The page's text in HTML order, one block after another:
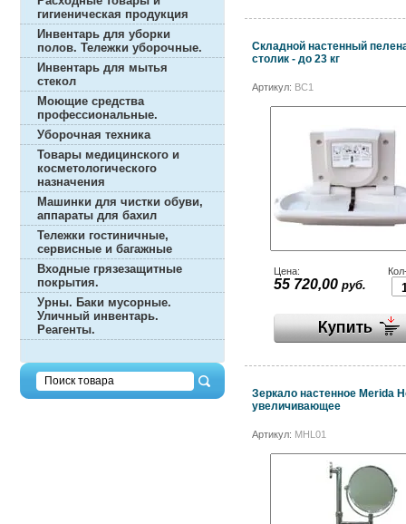
гигиеническая продукция
Инвентарь для уборки
полов. Тележки уборочные.
Инвентарь для мытья
стекол
Моющие средства
профессиональные.
Уборочная техника
Товары медицинского и
косметологического
назначения
Машинки для чистки обуви,
аппараты для бахил
Тележки гостиничные,
сервисные и багажные
Входные грязезащитные
покрытия.
Урны. Баки мусорные.
Уличный инвентарь.
Реагенты.
Складной настенный
столик - до 23 кг
Артикул: BC1
Цена:
55 720,00 руб.
Зеркало настенное Merida
увеличивающее
Артикул: MHL01